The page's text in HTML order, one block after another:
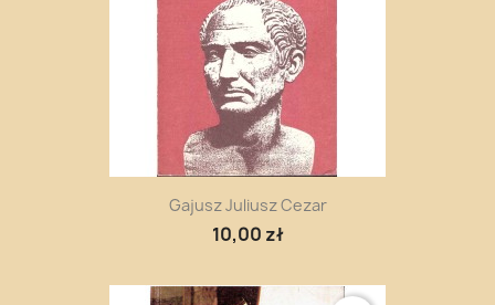
Gajusz Juliusz Cezar
10,00 zł